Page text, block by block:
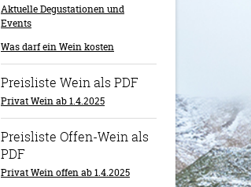
Aktuelle Degustationen und
Events
Was darf ein Wein kosten
Preisliste Wein als PDF
Privat Wein ab 1.4.2025
Preisliste Offen-Wein als
PDF
Privat Wein offen ab 1.4.2025